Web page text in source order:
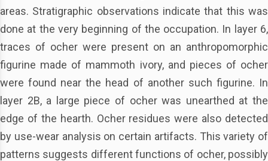
areas. Stratigraphic observations indicate that this was
done at the very beginning of the occupation. In layer 6,
traces of ocher were present on an anthropomorphic
figurine made of mammoth ivory, and pieces of ocher
were found near the head of another such figurine. In
layer 2B, a large piece of ocher was unearthed at the
edge of the hearth. Ocher residues were also detected
by use-wear analysis on certain artifacts. This variety of
patterns suggests different functions of ocher, possibly